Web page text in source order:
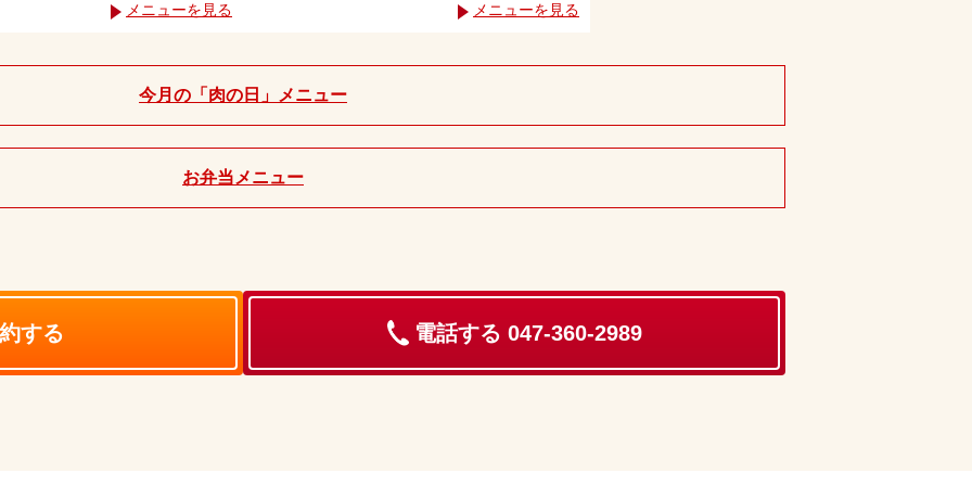
メニューを見る メニューを見る
今月の「肉の日」メニュー
お弁当メニュー
する 電話する 047-360-2989